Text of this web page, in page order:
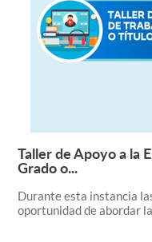
Taller de Apoyo a la
Grado o...
Durante esta instancia
oportunidad de abordar